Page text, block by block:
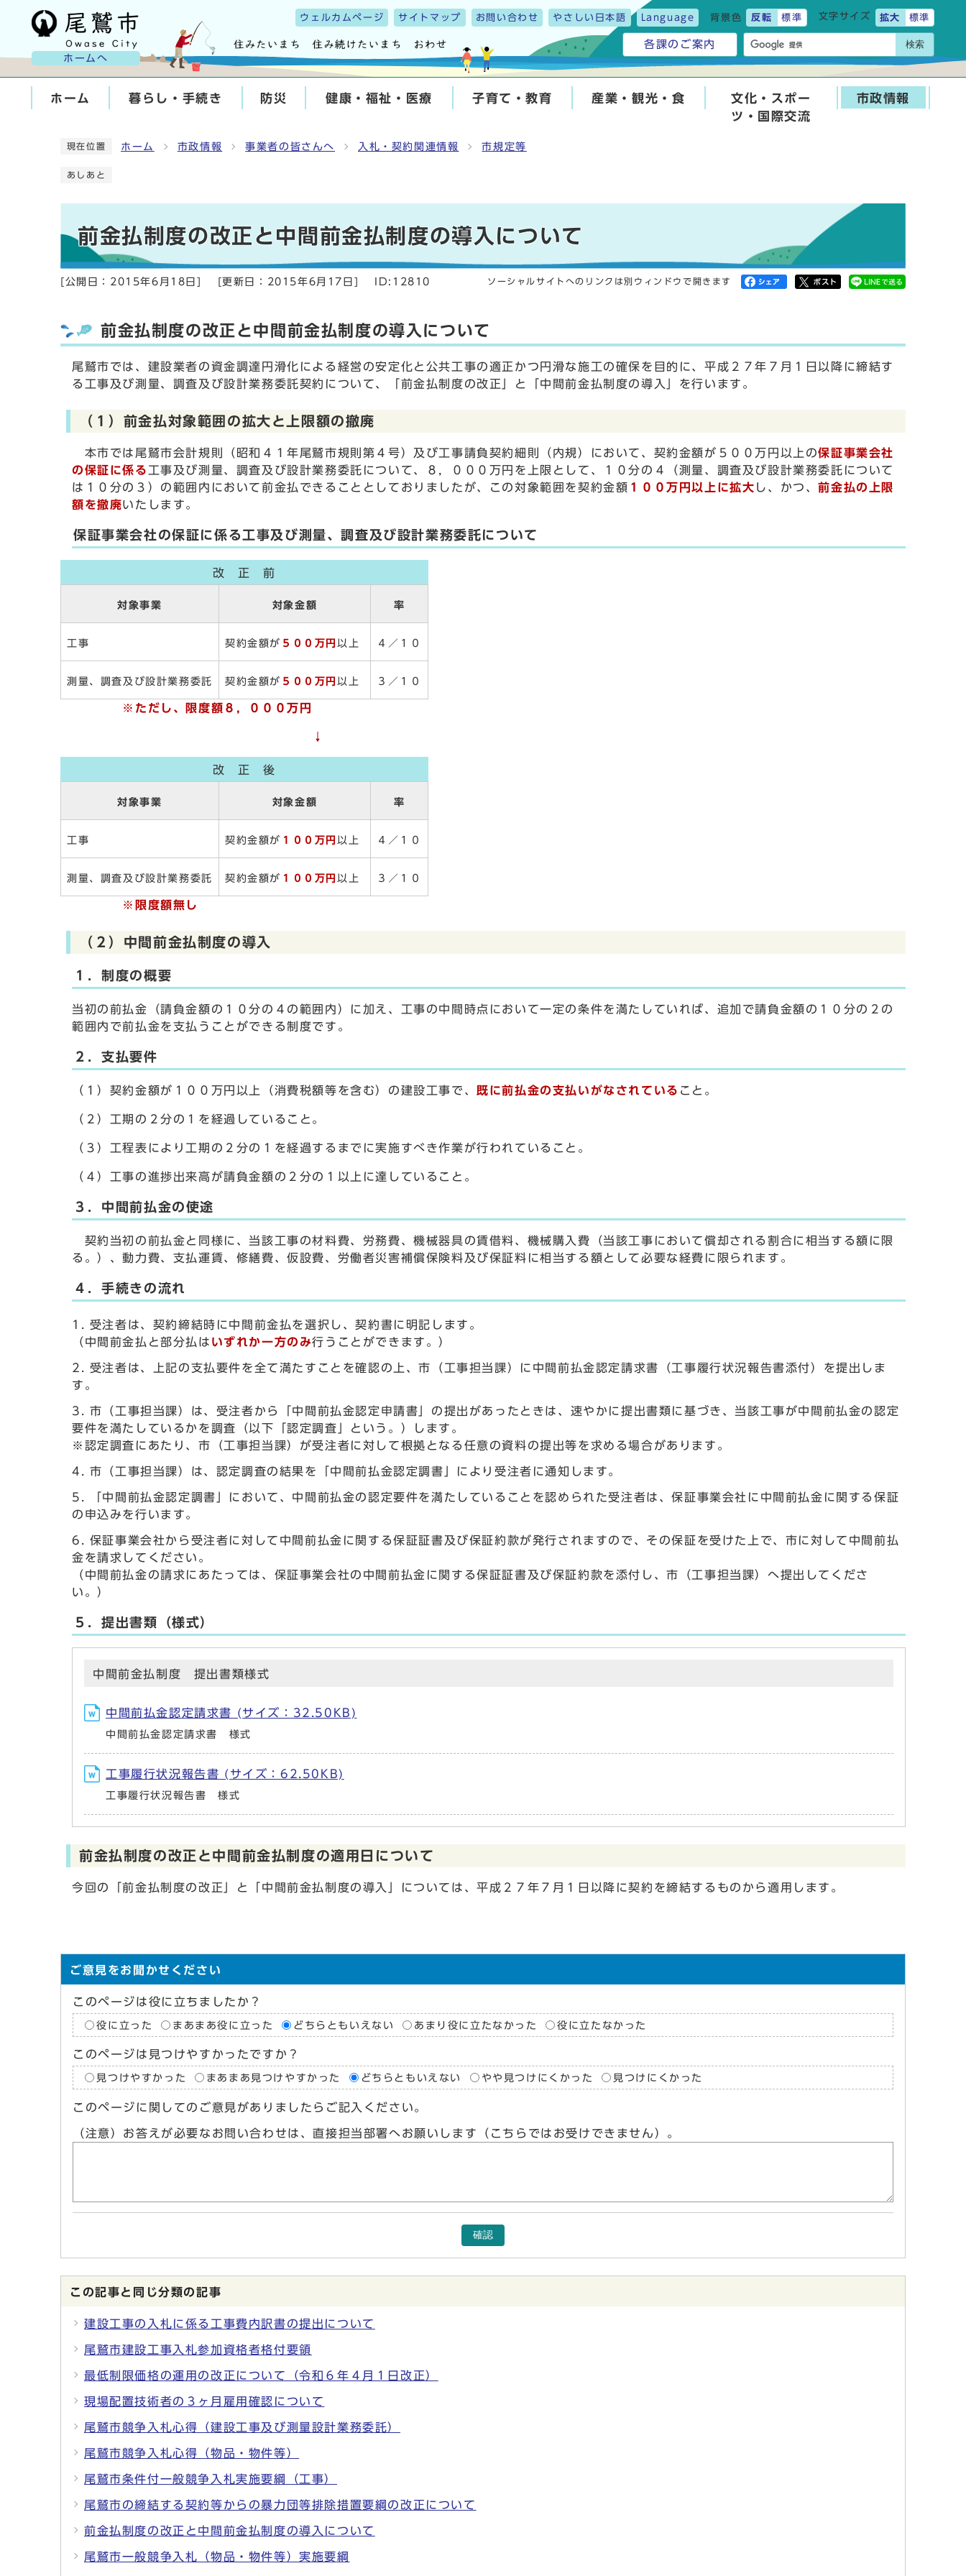
ホームへ
ウェルカムページ サイトマップ お問い合わせ やさしい日本語 Language 背景色 反転 標準 文字サイズ 拡大 標準
各課のご案内 検索
ホーム 暮らし・手続き 防災 健康・福祉・医療 子育て・教育 産業・観光・食
文化・スポー
ツ・国際交流
市政情報
現在位置 ホーム 市政情報 事業者の皆さんへ 入札・契約関連情報 市規定等
あしあと
前金払制度の改正と中間前金払制度の導入について
[公開日： 2015年6月18日 [更新日： 2015年6月17日 ID:12810 ソーシャルサイトへのリンクは別ウィンドウで開きます
前金払制度の改正と中間前金払制度の導入について
尾鷲市では、建設業者の資金調達円滑化による経営の安定化と公共工事の適正かつ円滑な施工の確保を目的に、平成２７年７月１日以降に締結す
る工事及び測量、調査及び設計業務委託契約について、「前金払制度の改正」と「中間前金払制度の導入」を行います。
（１）前金払対象範囲の拡大と上限額の撤廃
本市では尾鷲市会計規則（昭和４１年尾鷲市規則第４号）及び工事請負契約細則（内規）において、契約金額が５００万円以上の保証事業会社
の保証に係る 工事及び測量、調査及び設計業務委託について、８，０００万円を上限として、１０分の４（測量、調査及び設計業務委託について
は１０分の３）の範囲内において前金払できることとしておりましたが、この対象範囲を契約金額 １００万円以上に拡大 し、かつ、前金払の上限
額を撤廃いたします。
保証事業会社の保証に係る工事及び測量、調査及び設計業務委託について
改 正 前
対象事業 対象金額 率
工事 契約金額が ５００万円 以上 ４／１０
測量、調査及び設計業務委託 契約金額が ５００万円 以上 ３／１０
※ただし、限度額８，０００万円
↓
改 正 後
対象事業 対象金額 率
工事 契約金額が １００万円 以上 ４／１０
測量、調査及び設計業務委託 契約金額が １００万円 以上 ３／１０
※限度額無し
（２）中間前金払制度の導入
１．制度の概要
当初の前払金（請負金額の１０分の４の範囲内）に加え、工事の中間時点において一定の条件を満たしていれば、追加で請負金額の１０分の２の
範囲内で前払金を支払うことができる制度です。
２．支払要件
（１）契約金額が１００万円以上（消費税額等を含む）の建設工事で、 既に前払金の支払いがなされている こと。
（２）工期の２分の１を経過していること。
（３）工程表により工期の２分の１を経過するまでに実施すべき作業が行われていること。
（４）工事の進捗出来高が請負金額の２分の１以上に達していること。
３．中間前払金の使途
契約当初の前払金と同様に、当該工事の材料費、労務費、機械器具の賃借料、機械購入費（当該工事において償却される割合に相当する額に限
る。）、動力費、支払運賃、修繕費、仮設費、労働者災害補償保険料及び保証料に相当する額として必要な経費に限られます。
４．手続きの流れ
受注者は、契約締結時に中間前金払を選択し、契約書に明記します。
（中間前金払と部分払は いずれか一方のみ行うことができます。）
受注者は、上記の支払要件を全て満たすことを確認の上、市（工事担当課）に中間前払金認定請求書（工事履行状況報告書添付）を提出しま
す。
市（工事担当課）は、受注者から「中間前払金認定申請書」の提出があったときは、速やかに提出書類に基づき、当該工事が中間前払金の認定
要件を満たしているかを調査（以下「認定調査」という。）します。
※認定調査にあたり、市（工事担当課）が受注者に対して根拠となる任意の資料の提出等を求める場合があります。
市（工事担当課）は、認定調査の結果を「中間前払金認定調書」により受注者に通知します。
「中間前払金認定調書」において、中間前払金の認定要件を満たしていることを認められた受注者は、保証事業会社に中間前払金に関する保証
の申込みを行います。
保証事業会社から受注者に対して中間前払金に関する保証証書及び保証約款が発行されますので、その保証を受けた上で、市に対して中間前払
金を請求してください。
（中間前払金の請求にあたっては、保証事業会社の中間前払金に関する保証証書及び保証約款を添付し、市（工事担当課）へ提出してくださ
い。）
５．提出書類（様式）
中間前金払制度 提出書類様式
中間前払金認定請求書 (サイズ：32.50KB)
中間前払金認定請求書 様式
工事履行状況報告書 (サイズ：62.50KB)
工事履行状況報告書 様式
前金払制度の改正と中間前金払制度の適用日について
今回の「前金払制度の改正」と「中間前金払制度の導入」については、平成２７年７月１日以降に契約を締結するものから適用します。
ご意見をお聞かせください
このページは役に立ちましたか？
役に立った まあまあ役に立った どちらともいえない あまり役に立たなかった 役に立たなかった
このページは見つけやすかったですか？
見つけやすかった まあまあ見つけやすかった どちらともいえない やや見つけにくかった 見つけにくかった
このページに関してのご意見がありましたらご記入ください。
（注意）お答えが必要なお問い合わせは、直接担当部署へお願いします（こちらではお受けできません）。
確認
この記事と同じ分類の記事
建設工事の入札に係る工事費内訳書の提出について
尾鷲市建設工事入札参加資格者格付要領
最低制限価格の運用の改正について（令和６年４月１日改正）
現場配置技術者の３ヶ月雇用確認について
尾鷲市競争入札心得（建設工事及び測量設計業務委託）
尾鷲市競争入札心得（物品・物件等）
尾鷲市条件付一般競争入札実施要綱（工事）
尾鷲市の締結する契約等からの暴力団等排除措置要綱の改正について
前金払制度の改正と中間前金払制度の導入について
尾鷲市一般競争入札（物品・物件等）実施要綱